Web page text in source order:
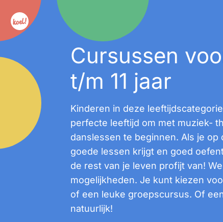
Cursussen
t/m 11 jaar
Kinderen in deze
perfecte leeftijd om met muziek-
danslessen te beginnen. Als je op
goede lessen krijgt en goed
de rest van je leven profijt van!
mogelijkheden. Je kunt kiezen
of een leuke groepscursus. Of
natuurlijk!